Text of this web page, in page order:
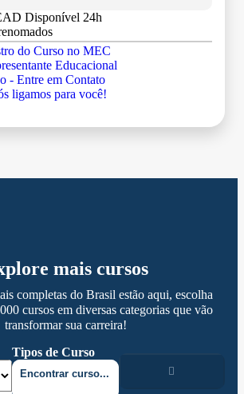
Disponível 24h
do Curso no MEC
Educacional
- Entre em Contato
ligamos para você!
mais cursos
completas do Brasil estão aqui, escolha
cursos em diversas categorias que vão
transformar sua carreira!
Tipos de Curso